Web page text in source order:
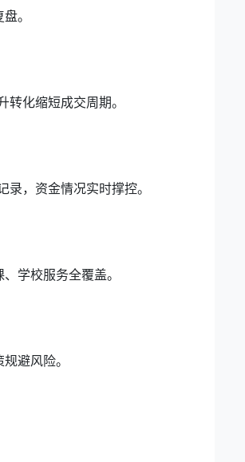
。
化缩短成交周期。
，资金情况实时撑控。
学校服务全覆盖。
避风险。